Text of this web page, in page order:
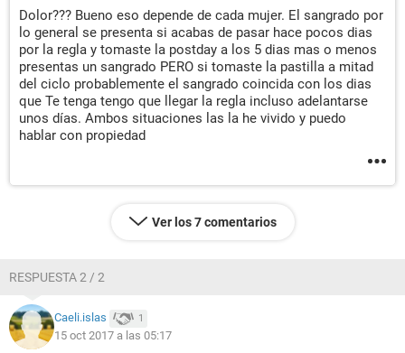
Dolor??? Bueno eso depende de cada mujer. El sangrado por
lo general se presenta si acabas de pasar hace pocos dias
por la regla y tomaste la postday a los 5 dias mas o menos
presentas un sangrado PERO si tomaste la pastilla a mitad
del ciclo probablemente el sangrado coincida con los dias
que Te tenga tengo que llegar la regla incluso adelantarse
unos días. Ambos situaciones las la he vivido y puedo
hablar con propiedad
Ver los 7 comentarios
RESPUESTA 2 / 2
Caeli.islas 1
15 oct 2017 a las 05:17